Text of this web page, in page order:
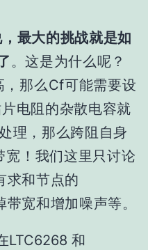
最大的挑战就是如
。这是为什么呢？
那么Cf可能需要设
电阻的杂散电容就
理，那么跨阻自身
宽 ！ 我们这里只讨论
求和节点的
宽和增加噪声等。
LTC6268 和